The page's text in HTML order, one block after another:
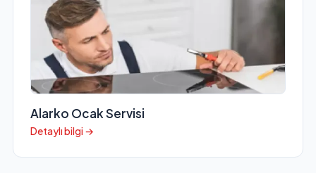
Alarko Ocak Servisi
Detaylı bilgi →